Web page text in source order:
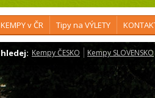
KEMPY v ČR Tipy na VÝLETY
hledej: Kempy ČESKO Kempy SLOVENSKO